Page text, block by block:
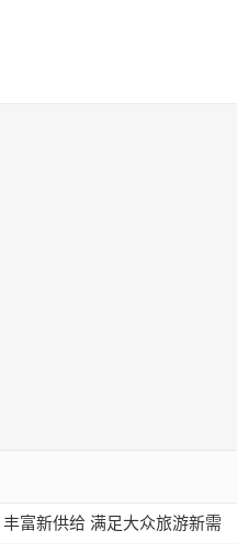
丰富新供给 满足大众旅游新需